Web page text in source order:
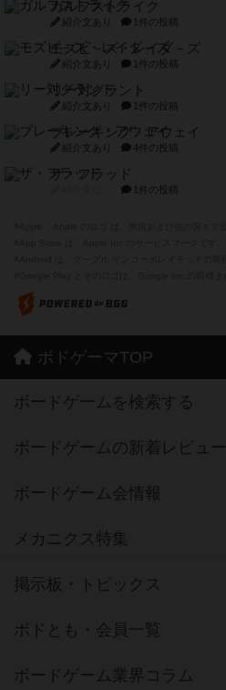
ガルフストライク
紹介文あり 1件の投稿
モズビ－ズ・レイダ－ズ
紹介文あり 1件の投稿
リー対グラント
紹介文あり 1件の投稿
ブレーキング・アウェイ
紹介文あり 4件の投稿
ザ・フラッド
1件の投稿
ボドゲーマTOP
ボードゲームを検索する
ボードゲームの新着レビュー
ボードゲーム会情報
メカニクス特集
掲示板・トピックス
ボドとも・会員一覧
ボードゲーム業界コラム